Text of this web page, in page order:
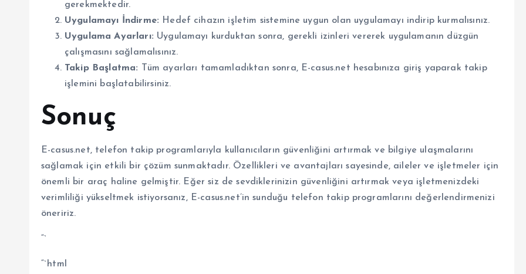
gerekmektedir.
Uygulamayı İndirme: Hedef cihazın işletim sistemine uygun olan uygulamayı indirip kurmalısınız.
Uygulama Ayarları: Uygulamayı kurduktan sonra, gerekli izinleri vererek uygulamanın düzgün
çalışmasını sağlamalısınız.
Takip Başlatma: Tüm ayarları tamamladıktan sonra, E-casus.net hesabınıza giriş yaparak takip
işlemini başlatabilirsiniz.
Sonuç
E-casus.net, telefon takip programlarıyla kullanıcıların güvenliğini artırmak ve bilgiye ulaşmalarını
sağlamak için etkili bir çözüm sunmaktadır. Özellikleri ve avantajları sayesinde, aileler ve işletmeler için
önemli bir araç haline gelmiştir. Eğer siz de sevdiklerinizin güvenliğini artırmak veya işletmenizdeki
verimliliği yükseltmek istiyorsanız, E-casus.net’in sunduğu telefon takip programlarını değerlendirmenizi
öneririz.
“`
“`html